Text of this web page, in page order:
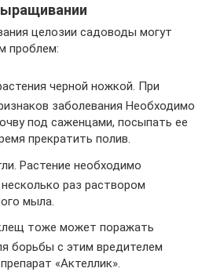
целозии садоводы могут
проблем:
черной ножкой. При
заболевания Необходимо
под саженцами, посыпать ее
прекратить полив.
Растение необходимо
раз раствором
мыла.
тоже может поражать
борьбы с этим вредителем
«Актеллик».